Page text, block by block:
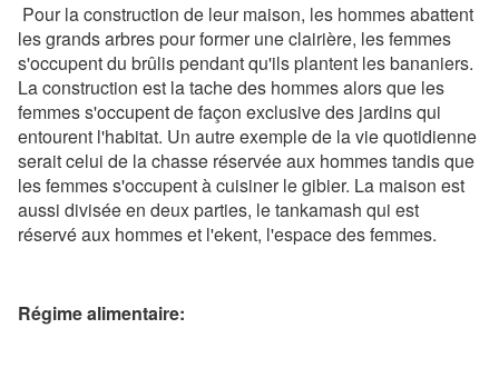
Pour la construction de leur maison, les hommes abattent
les grands arbres pour former une clairière, les femmes
s'occupent du brûlis pendant qu'ils plantent les bananiers.
La construction est la tache des hommes alors que les
femmes s'occupent de façon exclusive des jardins qui
entourent l'habitat. Un autre exemple de la vie quotidienne
serait celui de la chasse réservée aux hommes tandis que
les femmes s'occupent à cuisiner le gibier. La maison est
aussi divisée en deux parties, le tankamash qui est
réservé aux hommes et l'ekent, l'espace des femmes.
Régime alimentaire: